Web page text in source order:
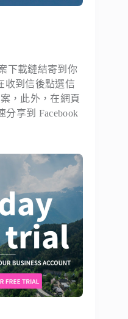
下載鏈結寄到你
收到信後點選信
，此外，在網頁
分享到 Facebook